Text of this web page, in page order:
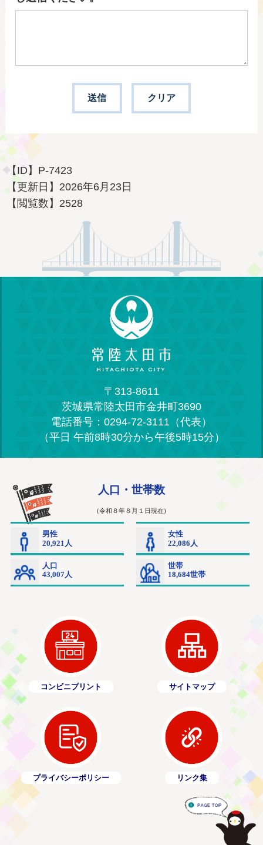
【ID】 P-7423
【更新日】 2026年6月23日
【閲覧数】 2528
〒313-8611
茨城県常陸太田市金井町3690
電話番号：0294-72-3111（代表）
（平日 午前8時30分から午後5時15分）
コンビニプリント サイトマップ
プライバシーポリシー リンク集